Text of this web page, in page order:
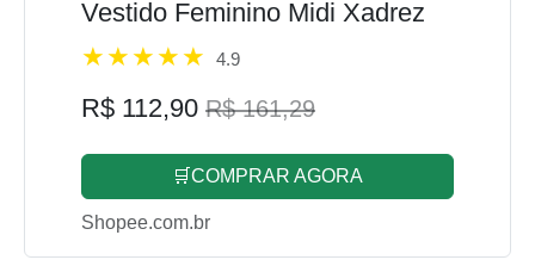
Vestido Feminino Midi Xadrez
4.9
R$ 112,90 R$ 161,29
🛒COMPRAR AGORA
Shopee.com.br